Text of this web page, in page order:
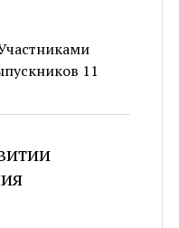
11